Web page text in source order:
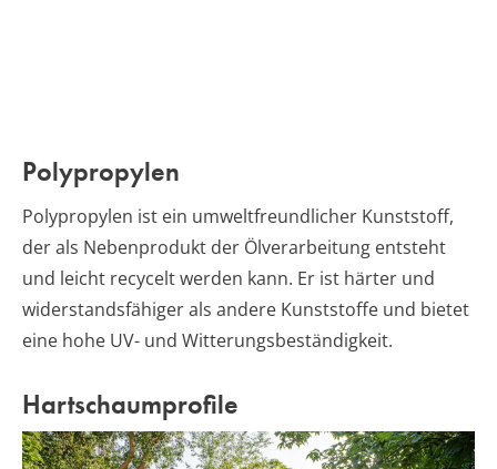
Polypropylen
Polypropylen ist ein umweltfreundlicher Kunststoff,
der als Nebenprodukt der Ölverarbeitung entsteht
und leicht recycelt werden kann. Er ist härter und
widerstandsfähiger als andere Kunststoffe und bietet
eine hohe UV- und Witterungsbeständigkeit.
Hartschaumprofile